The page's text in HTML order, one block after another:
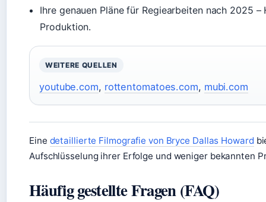
Ihre genauen Pläne für Regiearbeiten nach 2025
Produktion.
WEITERE QUELLEN
youtube.com, rottentomatoes.com, mubi.com
Eine detaillierte Filmografie von Bryce Dallas Howard
Aufschlüsselung ihrer Erfolge und weniger bekannten
Häufig gestellte Fragen (FAQ)